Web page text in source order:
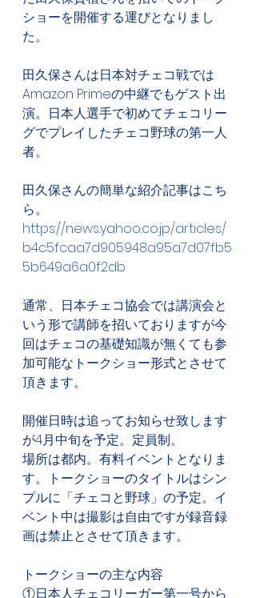
ショーを開催する運びとなりまし
た。
田久保さんは日本対チェコ戦では
Amazon Primeの中継でもゲスト出
演。日本人選手で初めてチェコリー
グでプレイしたチェコ野球の第一人
者。
田久保さんの簡単な紹介記事はこち
ら。
https://news.yahoo.co.jp/articles/
b4c5fcaa7d905948a95a7d07fb5
5b649a6a0f2db
通常、日本チェコ協会では講演会と
いう形で講師を招いておりますが今
回はチェコの基礎知識が無くても参
加可能なトークショー形式とさせて
頂きます。
開催日時は追ってお知らせ致します
が4月中旬を予定。定員制。
場所は都内。有料イベントとなりま
す。トークショーのタイトルはシン
プルに「チェコと野球」の予定。イ
ベント中は撮影は自由ですが録音録
画は禁止とさせて頂きます。
トークショーの主な内容
①日本人チェコリーガー第一号から